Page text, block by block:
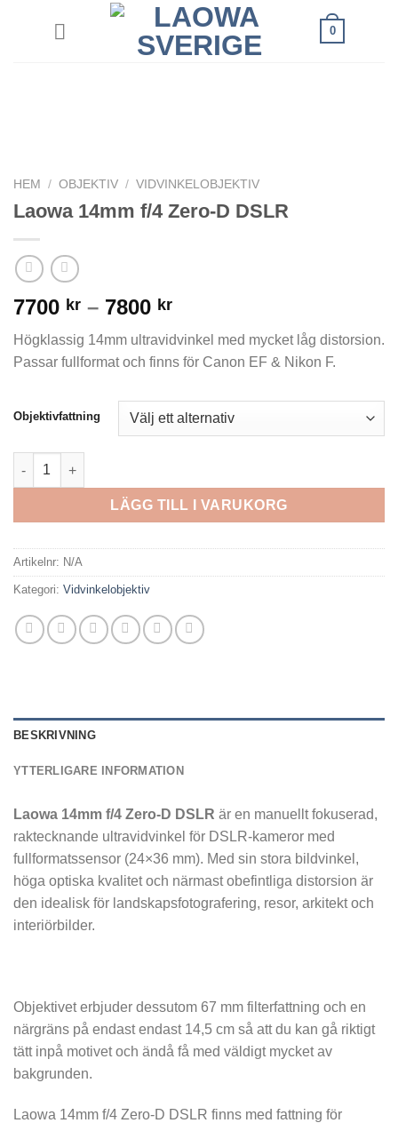
0
HEM / OBJEKTIV / VIDVINKELOBJEKTIV
Laowa 14mm f/4 Zero-D DSLR
7700 kr – 7800 krPrisintervall:
7700 kr
till
7800 kr
Högklassig 14mm ultravidvinkel med mycket låg distorsion.
Passar fullformat och finns för Canon EF & Nikon F.
Objektivfattning
Laowa 14mm f/4 Zero-D DSLR mängd
LÄGG TILL I VARUKORG
Artikelnr: N/A
Kategori: Vidvinkelobjektiv
BESKRIVNING
YTTERLIGARE INFORMATION
Laowa 14mm f/4 Zero-D DSLR är en manuellt fokuserad,
raktecknande ultravidvinkel för DSLR-kameror med
fullformatssensor (24×36 mm). Med sin stora bildvinkel,
höga optiska kvalitet och närmast obefintliga distorsion är
den idealisk för landskapsfotografering, resor, arkitekt och
interiörbilder.
Objektivet erbjuder dessutom 67 mm filterfattning och en
närgräns på endast endast 14,5 cm så att du kan gå riktigt
tätt inpå motivet och ändå få med väldigt mycket av
bakgrunden.
Laowa 14mm f/4 Zero-D DSLR finns med fattning för